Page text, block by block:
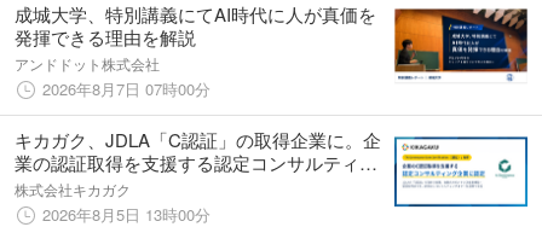
成城大学、特別講義にてAI時代に人が真価を
発揮できる理由を解説
アンドドット株式会社
2026年8月7日 07時00分
キカガク、JDLA「C認証」の取得企業に。企
業の認証取得を支援する認定コンサルティン
グ企業にも認定
株式会社キカガク
2026年8月5日 13時00分